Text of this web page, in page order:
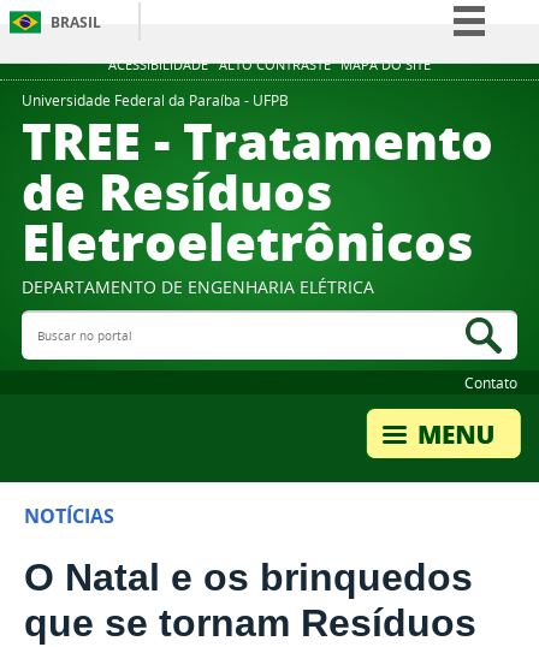
ACESSIBILIDADE ALTO CONTRASTE MAPA DO SITE
BRASIL
Simplifique!
Participe
Canais
Universidade Federal da Paraíba - UFPB
TREE - Tratamento
de Resíduos
Eletroeletrônicos
DEPARTAMENTO DE ENGENHARIA ELÉTRICA
Buscar no portal
Contato
NOTÍCIAS
O Natal e os brinquedos
que se tornam Resíduos